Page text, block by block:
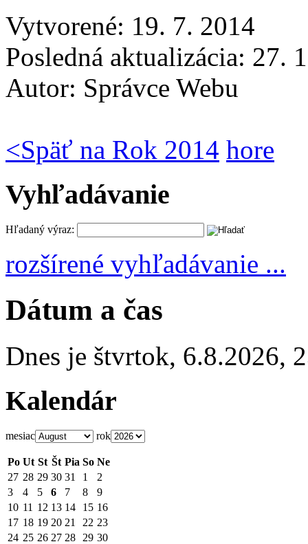
Vytvorené: 19. 7. 2014
Posledná aktualizácia: 27.
Autor: Správce Webu
<Späť na Rok 2014 hore
Vyhľadávanie
Hľadaný výraz:
rozšírené vyhľadávanie ...
Dátum a čas
Dnes je štvrtok, 6.8.2026,
Kalendár
mesiac rok
Po Ut St Št Pia So Ne
27 28 29 30 31 1
2
3
4 5 6 7 8
9
10 11 12 13 14 15 16
17 18 19 20 21 22 23
24 25 26 27 28 29 30